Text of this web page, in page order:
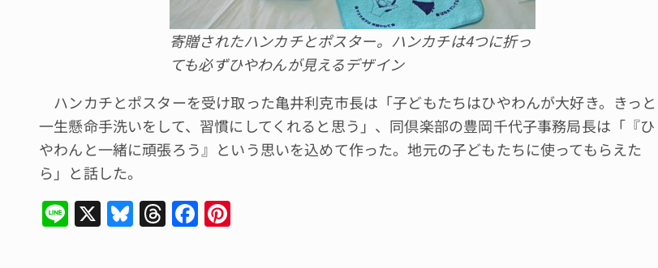
寄贈されたハンカチとポスター。ハンカチは4つに折っ
ても必ずひやわんが見えるデザイン
ハンカチとポスターを受け取った亀井利克市長は「子どもたちはひやわんが大好き。きっと
一生懸命手洗いをして、習慣にしてくれると思う」、同倶楽部の豊岡千代子事務局長は「『ひ
やわんと一緒に頑張ろう』という思いを込めて作った。地元の子どもたちに使ってもらえた
ら」と話した。
Li
n
X Bl
u
T
hr
F
a